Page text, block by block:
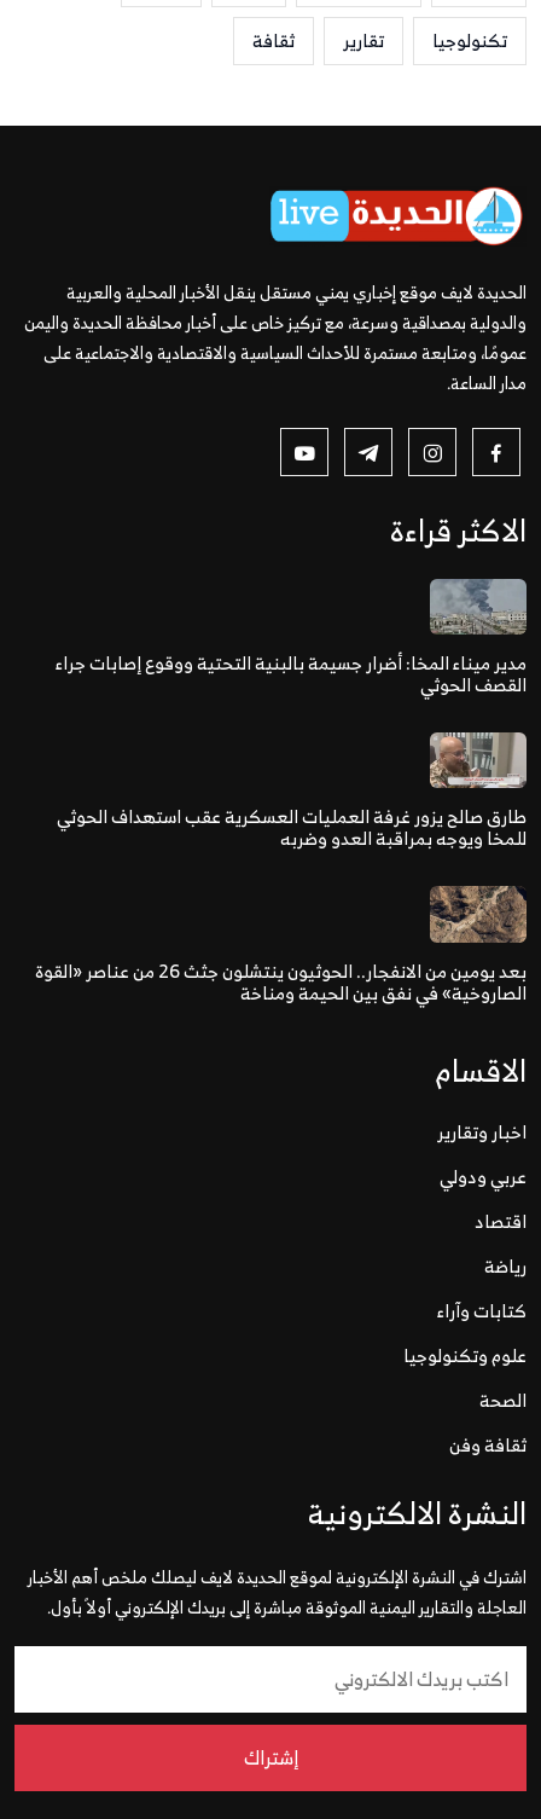
تكنولوجيا
تقارير ثقافة
الحديدة لايف موقع إخباري يمني مستقل ينقل الأخبار المحلية والعربية
والدولية بمصداقية وسرعة، مع تركيز خاص على أخبار محافظة الحديدة واليمن
عمومًا، ومتابعة مستمرة للأحداث السياسية والاقتصادية والاجتماعية على
مدار الساعة.
الاكثر قراءة
مدير ميناء المخا: أضرار جسيمة بالبنية التحتية ووقوع إصابات جراء
القصف الحوثي
طارق صالح يزور غرفة العمليات العسكرية عقب استهداف الحوثي
للمخا ويوجه بمراقبة العدو وضربه
بعد يومين من الانفجار.. الحوثيون ينتشلون جثث 26 من عناصر «القوة
الصاروخية» في نفق بين الحيمة ومناخة
الاقسام
اخبار وتقارير
عربي ودولي
اقتصاد
رياضة
كتابات وآراء
علوم وتكنولوجيا
الصحة
ثقافة وفن
النشرة الالكترونية
اشترك في النشرة الإلكترونية لموقع الحديدة لايف ليصلك ملخص أهم الأخبار
العاجلة والتقارير اليمنية الموثوقة مباشرة إلى بريدك الإلكتروني أولاً بأول.
إشتراك